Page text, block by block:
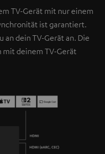
TV-Gerät mit nur einem
ist garantiert.
dein TV-Gerät an. Die
mit deinem TV-Gerät